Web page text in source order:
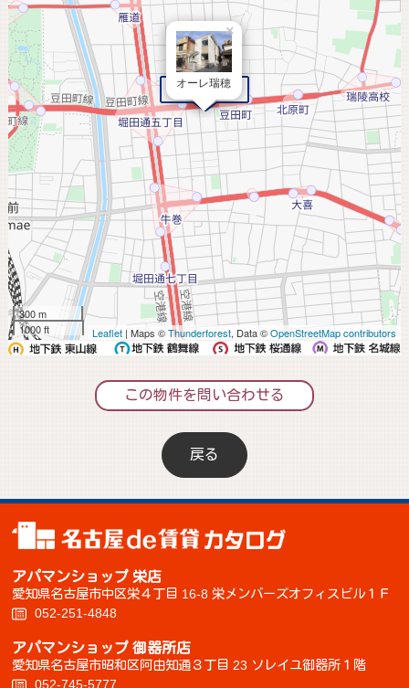
オーレ瑞穂
×
300 m
1000 ft
Leaflet | Maps ©Thunderforest, Data ©OpenStreetMap contributors
この物件を問い合わせる
戻る
アパマンショップ 栄店
愛知県名古屋市中区栄４丁目 16-8 栄メンバーズオフィスビル１Ｆ
052-251-4848
アパマンショップ 御器所店
愛知県名古屋市昭和区阿由知通３丁目 23 ソレイユ御器所１階
052-745-5777